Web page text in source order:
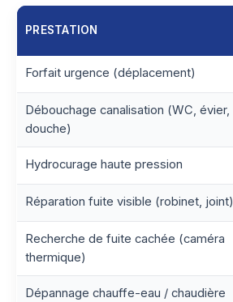
PRESTATION
Forfait urgence (déplacement)
Débouchage canalisation (WC, évier,
douche)
Hydrocurage haute pression
Réparation fuite visible (robinet, joint)
Recherche de fuite cachée (caméra
thermique)
Dépannage chauffe-eau / chaudière